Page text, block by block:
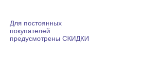
Для постоянных
покупателей
предусмотрены СКИДКИ